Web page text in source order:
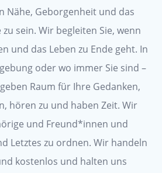
Nähe, Geborgenheit und das
sein. Wir begleiten Sie, wenn
und das Leben zu Ende geht. In
oder wo immer Sie sind –
Raum für Ihre Gedanken,
hören zu und haben Zeit. Wir
und Freund*innen und
Letztes zu ordnen. Wir handeln
kostenlos und halten uns